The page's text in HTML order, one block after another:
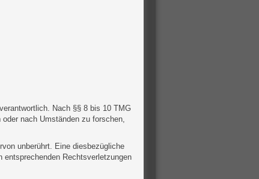
Nach §§ 8 bis 10 TMG
nach Umständen zu forschen,
unberührt. Eine diesbezügliche
Rechtsverletzungen